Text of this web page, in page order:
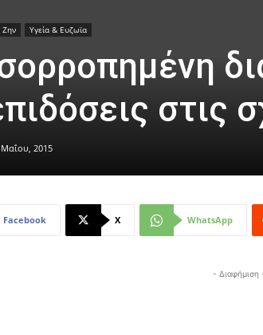
Ζην Υγεία & Ευζωϊα
στις
Μαΐου, 2015
Facebook X WhatsApp
- Διαφήμιση